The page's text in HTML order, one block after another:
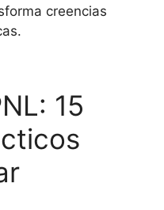
creencias
15